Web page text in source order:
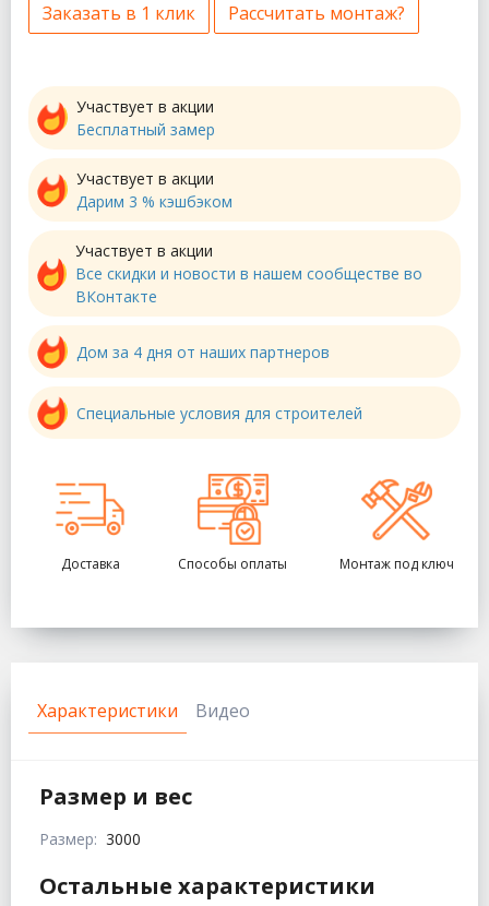
Заказать в 1 клик Рассчитать монтаж?
Участвует в акции
Бесплатный замер
Участвует в акции
Дарим 3 % кэшбэком
Участвует в акции
Все скидки и новости в нашем сообществе во
ВКонтакте
Дом за 4 дня от наших партнеров
Специальные условия для строителей
Доставка Способы оплаты Монтаж под ключ
Характеристики Видео
Размер и вес
Размер: 3000
Остальные характеристики